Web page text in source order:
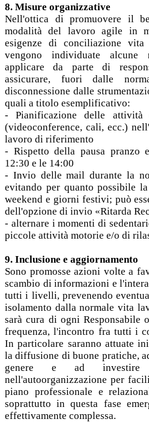
8. Misure organizzative
Nell'ottica di promuovere il
modalità del lavoro agile in
esigenze di conciliazione
vengono individuate alcune
applicare da parte di
assicurare, fuori dalle
disconnessione dalle
quali a titolo esemplificativo:
- Pianificazione delle attività
(videoconference, cali, ecc.)
lavoro di riferimento
- Rispetto della pausa
12:30 e le 14:00
- Invio delle mail durante la
evitando per quanto possibile
weekend e giorni festivi; può
dell'opzione di invio «Ritarda
- alternare i momenti di
piccole attività motorie e/o di
9. Inclusione e aggiornamento
Sono promosse azioni volte a
scambio di informazioni e
tutti i livelli, prevenendo
isolamento dalla normale vita
sarà cura di ogni Responsabile
frequenza, l'incontro fra tutti i
In particolare saranno attuate
la diffusione di buone pratiche,
genere e ad
nell'autoorganizzazione per
piano professionale e
soprattutto in questa fase
effettivamente complessa.